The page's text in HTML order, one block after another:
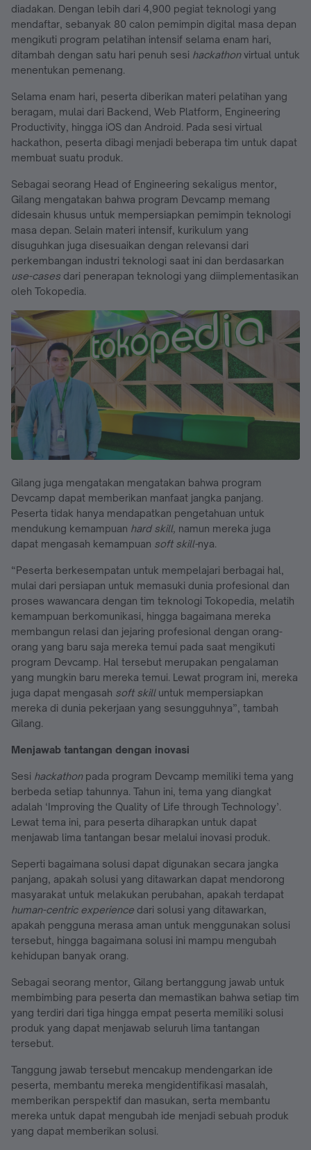
diadakan. Dengan lebih dari 4,900 pegiat teknologi yang
mendaftar, sebanyak 80 calon pemimpin digital masa depan
mengikuti program pelatihan intensif selama enam hari,
ditambah dengan satu hari penuh sesi hackathonvirtual untuk
menentukan pemenang.
Selama enam hari, peserta diberikan materi pelatihan yang
beragam, mulai dari Backend, Web Platform, Engineering
Productivity, hingga iOS dan Android. Pada sesi virtual
hackathon, peserta dibagi menjadi beberapa tim untuk dapat
membuat suatu produk.
Sebagai seorang Head of Engineering sekaligus mentor,
Gilang mengatakan bahwa program Devcamp memang
didesain khusus untuk mempersiapkan pemimpin teknologi
masa depan. Selain materi intensif, kurikulum yang
disuguhkan juga disesuaikan dengan relevansi dari
perkembangan industri teknologi saat ini dan berdasarkan
use-cases dari penerapan teknologi yang diimplementasikan
oleh Tokopedia.
Gilang juga mengatakan mengatakan bahwa program
Devcamp dapat memberikan manfaat jangka panjang.
Peserta tidak hanya mendapatkan pengetahuan untuk
mendukung kemampuan hard skill, namun mereka juga
dapat mengasah kemampuan soft skill-nya.
“Peserta berkesempatan untuk mempelajari berbagai hal,
mulai dari persiapan untuk memasuki dunia profesional dan
proses wawancara dengan tim teknologi Tokopedia, melatih
kemampuan berkomunikasi, hingga bagaimana mereka
membangun relasi dan jejaring profesional dengan orang-
orang yang baru saja mereka temui pada saat mengikuti
program Devcamp. Hal tersebut merupakan pengalaman
yang mungkin baru mereka temui. Lewat program ini, mereka
juga dapat mengasah soft skill untuk mempersiapkan
mereka di dunia pekerjaan yang sesungguhnya”, tambah
Gilang.
Menjawab tantangan dengan inovasi
Sesi hackathonpada program Devcamp memiliki tema yang
berbeda setiap tahunnya. Tahun ini, tema yang diangkat
adalah ‘Improving the Quality of Life through Technology’.
Lewat tema ini, para peserta diharapkan untuk dapat
menjawab lima tantangan besar melalui inovasi produk.
Seperti bagaimana solusi dapat digunakan secara jangka
panjang, apakah solusi yang ditawarkan dapat mendorong
masyarakat untuk melakukan perubahan, apakah terdapat
human-centric experience dari solusi yang ditawarkan,
apakah pengguna merasa aman untuk menggunakan solusi
tersebut, hingga bagaimana solusi ini mampu mengubah
kehidupan banyak orang.
Sebagai seorang mentor, Gilang bertanggung jawab untuk
membimbing para peserta dan memastikan bahwa setiap tim
yang terdiri dari tiga hingga empat peserta memiliki solusi
produk yang dapat menjawab seluruh lima tantangan
tersebut.
Tanggung jawab tersebut mencakup mendengarkan ide
peserta, membantu mereka mengidentifikasi masalah,
memberikan perspektif dan masukan, serta membantu
mereka untuk dapat mengubah ide menjadi sebuah produk
yang dapat memberikan solusi.